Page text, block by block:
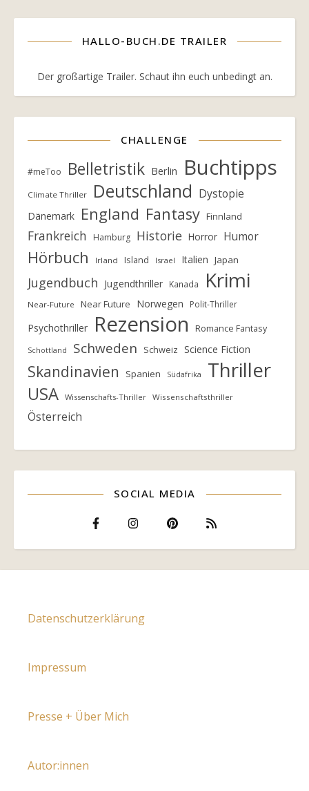
HALLO-BUCH.DE TRAILER
Der großartige Trailer. Schaut ihn euch unbedingt an.
CHALLENGE
#meToo Belletristik Berlin Buchtipps
Climate Thriller Deutschland Dystopie
Dänemark England Fantasy Finnland
Frankreich Hamburg Historie Horror Humor
Hörbuch Irland Island Israel Italien Japan
Jugendbuch Jugendthriller Kanada Krimi
Near-Future Near Future Norwegen Polit-Thriller
Psychothriller Rezension Romance Fantasy
Schottland Schweden Schweiz Science Fiction
Skandinavien Spanien Südafrika Thriller
USA Wissenschafts-Thriller Wissenschaftsthriller
Österreich
SOCIAL MEDIA
Datenschutzerklärung
Impressum
Presse + Über Mich
Autor:innen